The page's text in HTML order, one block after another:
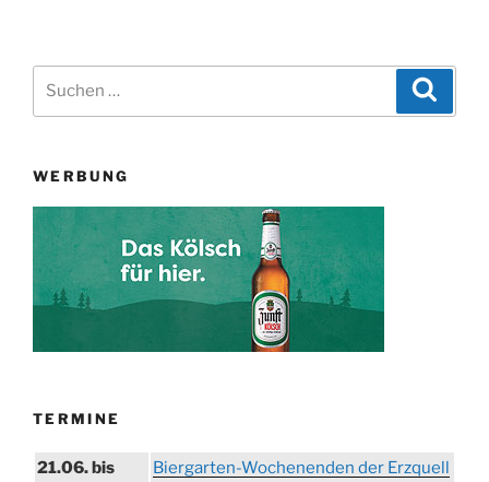
WERBUNG
TERMINE
21.06. bis
Biergarten-Wochenenden der Erzquell